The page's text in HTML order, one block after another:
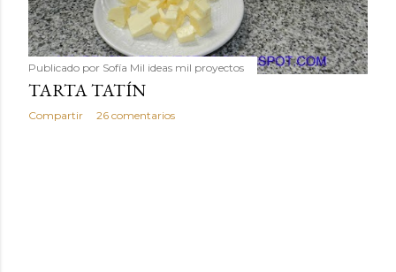
Publicado por Sofía Mil ideas mil proyectos
TARTA TATÍN
Compartir 26 comentarios